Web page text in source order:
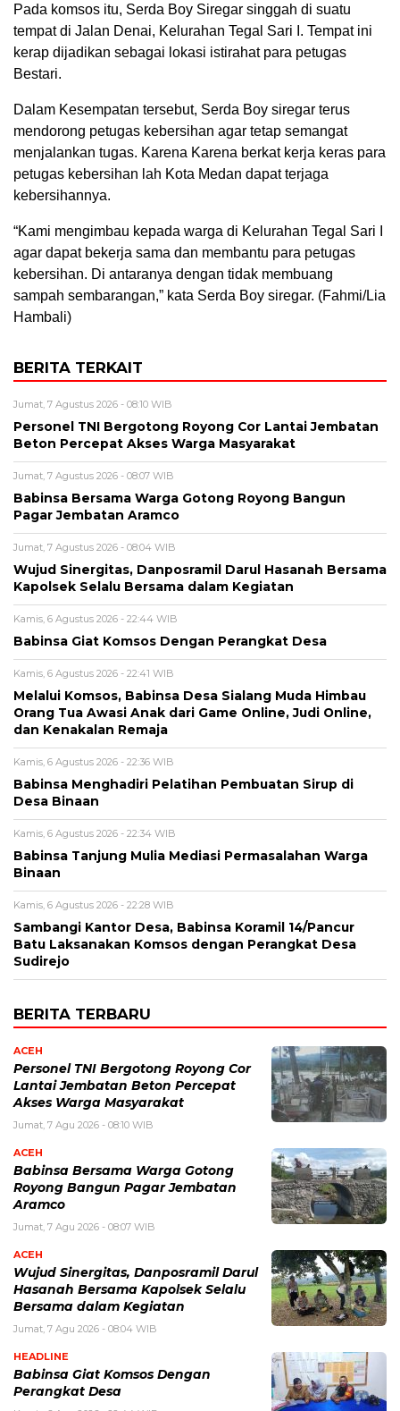
Pada komsos itu, Serda Boy Siregar singgah di suatu
tempat di Jalan Denai, Kelurahan Tegal Sari I. Tempat ini
kerap dijadikan sebagai lokasi istirahat para petugas
Bestari.
Dalam Kesempatan tersebut, Serda Boy siregar terus
mendorong petugas kebersihan agar tetap semangat
menjalankan tugas. Karena Karena berkat kerja keras para
petugas kebersihan lah Kota Medan dapat terjaga
kebersihannya.
“Kami mengimbau kepada warga di Kelurahan Tegal Sari I
agar dapat bekerja sama dan membantu para petugas
kebersihan. Di antaranya dengan tidak membuang
sampah sembarangan,” kata Serda Boy siregar. (Fahmi/Lia
Hambali)
BERITA TERKAIT
Jumat, 7 Agustus 2026 - 08:10 WIB
Personel TNI Bergotong Royong Cor Lantai Jembatan
Beton Percepat Akses Warga Masyarakat
Jumat, 7 Agustus 2026 - 08:07 WIB
Babinsa Bersama Warga Gotong Royong Bangun
Pagar Jembatan Aramco
Jumat, 7 Agustus 2026 - 08:04 WIB
Wujud Sinergitas, Danposramil Darul Hasanah Bersama
Kapolsek Selalu Bersama dalam Kegiatan
Kamis, 6 Agustus 2026 - 22:44 WIB
Babinsa Giat Komsos Dengan Perangkat Desa
Kamis, 6 Agustus 2026 - 22:41 WIB
Melalui Komsos, Babinsa Desa Sialang Muda Himbau
Orang Tua Awasi Anak dari Game Online, Judi Online,
dan Kenakalan Remaja
Kamis, 6 Agustus 2026 - 22:36 WIB
Babinsa Menghadiri Pelatihan Pembuatan Sirup di
Desa Binaan
Kamis, 6 Agustus 2026 - 22:34 WIB
Babinsa Tanjung Mulia Mediasi Permasalahan Warga
Binaan
Kamis, 6 Agustus 2026 - 22:28 WIB
Sambangi Kantor Desa, Babinsa Koramil 14/Pancur
Batu Laksanakan Komsos dengan Perangkat Desa
Sudirejo
BERITA TERBARU
ACEH
Personel TNI Bergotong Royong Cor
Lantai Jembatan Beton Percepat
Akses Warga Masyarakat
Jumat, 7 Agu 2026 - 08:10 WIB
ACEH
Babinsa Bersama Warga Gotong
Royong Bangun Pagar Jembatan
Aramco
Jumat, 7 Agu 2026 - 08:07 WIB
ACEH
Wujud Sinergitas, Danposramil Darul
Hasanah Bersama Kapolsek Selalu
Bersama dalam Kegiatan
Jumat, 7 Agu 2026 - 08:04 WIB
HEADLINE
Babinsa Giat Komsos Dengan
Perangkat Desa